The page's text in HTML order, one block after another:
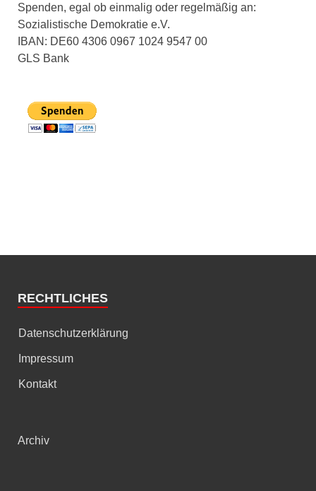
Spenden, egal ob einmalig oder regelmäßig an:
Sozialistische Demokratie e.V.
IBAN: DE60 4306 0967 1024 9547 00
GLS Bank
RECHTLICHES
Datenschutzerklärung
Impressum
Kontakt
Archiv